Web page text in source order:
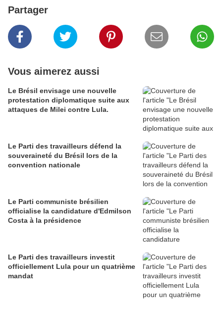
Partager
Vous aimerez aussi
Le Brésil envisage une nouvelle
protestation diplomatique suite aux
attaques de Milei contre Lula.
Le Parti des travailleurs défend la
souveraineté du Brésil lors de la
convention nationale
Le Parti communiste brésilien
officialise la candidature d'Edmilson
Costa à la présidence
Le Parti des travailleurs investit
officiellement Lula pour un quatrième
mandat